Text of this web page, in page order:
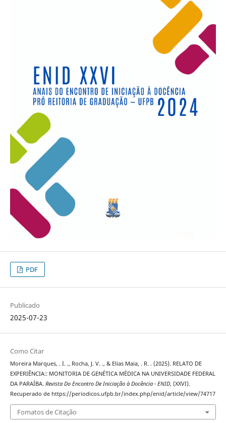
PDF
Publicado
2025-07-23
Como Citar
Moreira Marques, . I. ., Rocha, J. V. ., & Elias Maia, . R. . (2025). RELATO DE
EXPERIÊNCIA:: MONITORIA DE GENÉTICA MÉDICA NA UNIVERSIDADE FEDERAL
DA PARAÍBA. Revista Do Encontro De Iniciação à Docência - ENID, (XXVI).
Recuperado de https://periodicos.ufpb.br/index.php/enid/article/view/74717
Fomatos de Citação